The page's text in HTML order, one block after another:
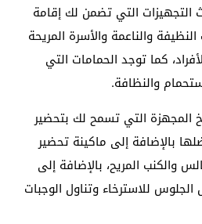
التجهيزات التي تضمن لك إقامة
والناعمة والأسرة المريحة
كما توجد الحمامات التي
والنظافة.
المجهزة التي تسمح لك بتحضير
بالإضافة إلى ماكينة تحضير
والكنب المريح، بالإضافة إلى
للاسترخاء وتناول الوجبات